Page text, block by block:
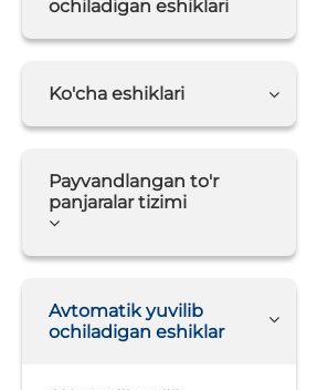
ochiladigan eshiklari
Ko'cha eshiklari
Payvandlangan to'r
panjaralar tizimi
Avtomatik yuvilib
ochiladigan eshiklar